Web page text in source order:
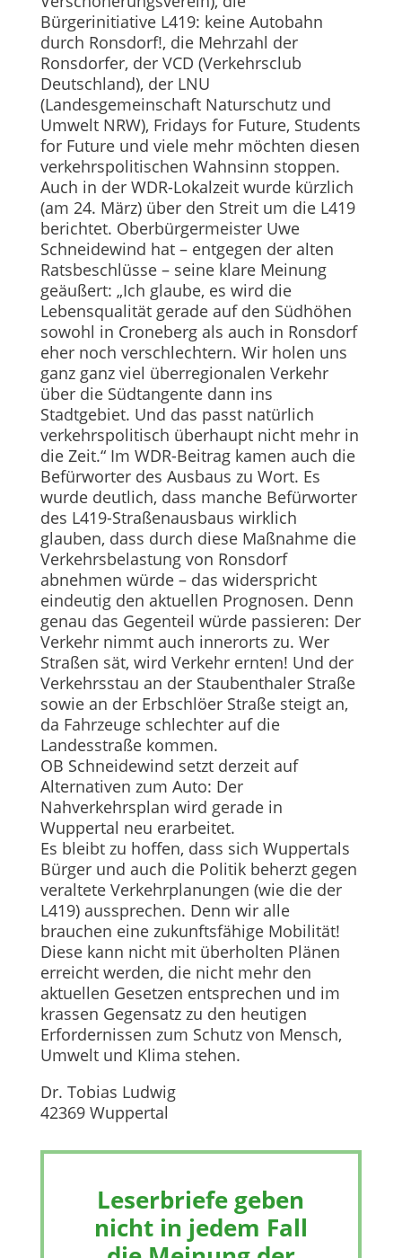
Bürgerinitiative L419: keine Autobahn
durch Ronsdorf!, die Mehrzahl der
Ronsdorfer, der VCD (Verkehrsclub
Deutschland), der LNU
(Landesgemeinschaft Naturschutz und
Umwelt NRW), Fridays for Future, Students
for Future und viele mehr möchten diesen
verkehrspolitischen Wahnsinn stoppen.
Auch in der WDR-Lokalzeit wurde kürzlich
(am 24. März) über den Streit um die L419
berichtet. Oberbürgermeister Uwe
Schneidewind hat – entgegen der alten
Ratsbeschlüsse – seine klare Meinung
geäußert: „Ich glaube, es wird die
Lebensqualität gerade auf den Südhöhen
sowohl in Croneberg als auch in Ronsdorf
eher noch verschlechtern. Wir holen uns
ganz ganz viel überregionalen Verkehr
über die Südtangente dann ins
Stadtgebiet. Und das passt natürlich
verkehrspolitisch überhaupt nicht mehr in
die Zeit.“ Im WDR-Beitrag kamen auch die
Befürworter des Ausbaus zu Wort. Es
wurde deutlich, dass manche Befürworter
des L419-Straßenausbaus wirklich
glauben, dass durch diese Maßnahme die
Verkehrsbelastung von Ronsdorf
abnehmen würde – das widerspricht
eindeutig den aktuellen Prognosen. Denn
genau das Gegenteil würde passieren: Der
Verkehr nimmt auch innerorts zu. Wer
Straßen sät, wird Verkehr ernten! Und der
Verkehrsstau an der Staubenthaler Straße
sowie an der Erbschlöer Straße steigt an,
da Fahrzeuge schlechter auf die
Landesstraße kommen.
OB Schneidewind setzt derzeit auf
Alternativen zum Auto: Der
Nahverkehrsplan wird gerade in
Wuppertal neu erarbeitet.
Es bleibt zu hoffen, dass sich Wuppertals
Bürger und auch die Politik beherzt gegen
veraltete Verkehrplanungen (wie die der
L419) aussprechen. Denn wir alle
brauchen eine zukunftsfähige Mobilität!
Diese kann nicht mit überholten Plänen
erreicht werden, die nicht mehr den
aktuellen Gesetzen entsprechen und im
krassen Gegensatz zu den heutigen
Erfordernissen zum Schutz von Mensch,
Umwelt und Klima stehen.
Dr. Tobias Ludwig
42369 Wuppertal
Leserbriefe geben
nicht in jedem Fall